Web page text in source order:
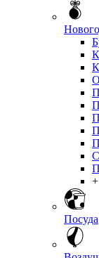
Посуда